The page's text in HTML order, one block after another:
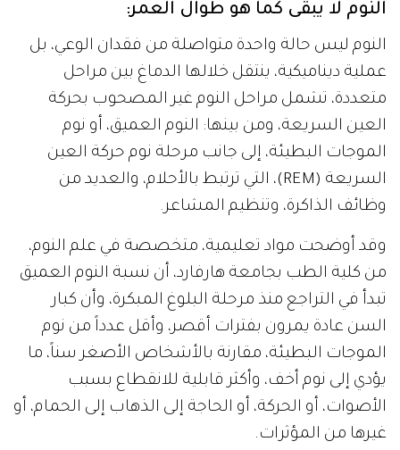
النوم لا يبقى كما هو طوال العمر:
النوم ليس حالة واحدة متواصلة من فقدان الوعي، بل
عملية ديناميكية، ينتقل خلالها الدماغ بين مراحل
متعددة، تشمل مراحل النوم غير المصحوب بحركة
العين السريعة، ومن بينها: النوم العميق، أو نوم
الموجات البطيئة، إلى جانب مرحلة نوم حركة العين
السريعة (REM)، التي ترتبط بالأحلام، والعديد من
وظائف الذاكرة، وتنظيم المشاعر.
وقد أوضحت مواد تعليمية، متخصصة في علم النوم،
من كلية الطب بجامعة هارفارد، أن نسبة النوم العميق
تبدأ في التراجع منذ مرحلة البلوغ المبكرة، وأن كبار
السن عادة يمرون بفترات أقصر، وأقل عدداً من نوم
الموجات البطيئة، مقارنة بالأشخاص الأصغر سناً، ما
يؤدي إلى نوم أخف، وأكثر قابلية للانقطاع بسبب
الأصوات، أو الحركة، أو الحاجة إلى الذهاب إلى الحمام، أو
غيرها من المؤثرات.